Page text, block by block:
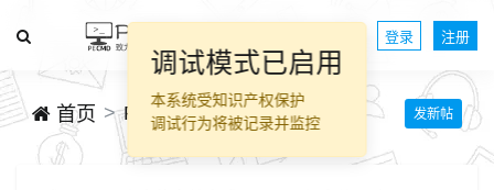
登录 注册
首页 PECMD脚本交流 发新帖
调试模式已启用
本系统受知识产权保护
调试行为将被记录并监控